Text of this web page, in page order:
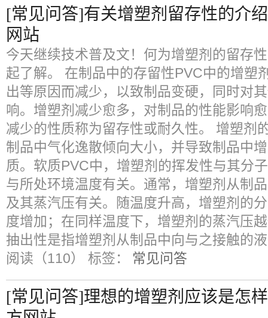
[常见问答]有关增塑剂留存性的介
网站
今天继续技术普及文！何为增塑剂的留存
起了解。 在制品中的存留性PVC中的增塑
出等原因而减少，以致制品变硬，同时对
响。增塑剂减少愈多，对制品的性能影响
减少的性质称为留存性或耐久性。 增塑剂
制品中气化逸散倾向大小，并导致制品中
质。软质PVC中，增塑剂的挥发性与其分
与所处环境温度有关。通常，增塑剂从制
及其蒸汽压有关。随温度升高，增塑剂的
度增加；在同样温度下，增塑剂的蒸汽压
抽出性是指增塑剂从制品中向与之接触的
阅读（110） 标签： 常见问答
[常见问答]理想的增塑剂应该是怎